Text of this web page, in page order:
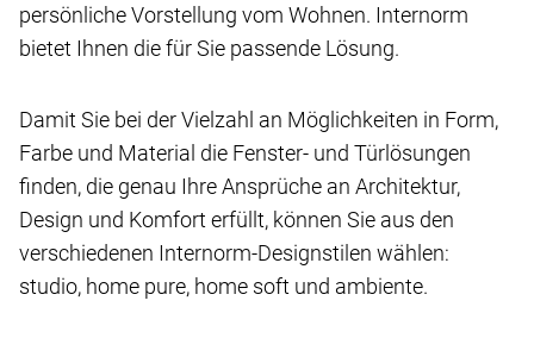
persönliche Vorstellung vom Wohnen. Internorm
bietet Ihnen die für Sie passende Lösung.
Damit Sie bei der Vielzahl an Möglichkeiten in Form,
Farbe und Material die Fenster- und Türlösungen
finden, die genau Ihre Ansprüche an Architektur,
Design und Komfort erfüllt, können Sie aus den
verschiedenen Internorm-Designstilen wählen:
studio, home pure, home soft und ambiente.